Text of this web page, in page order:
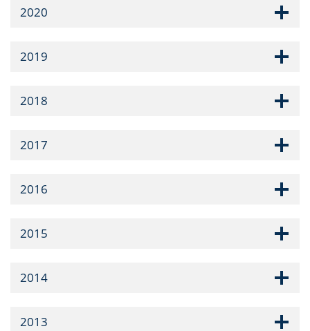
2020
2019
2018
2017
2016
2015
2014
2013